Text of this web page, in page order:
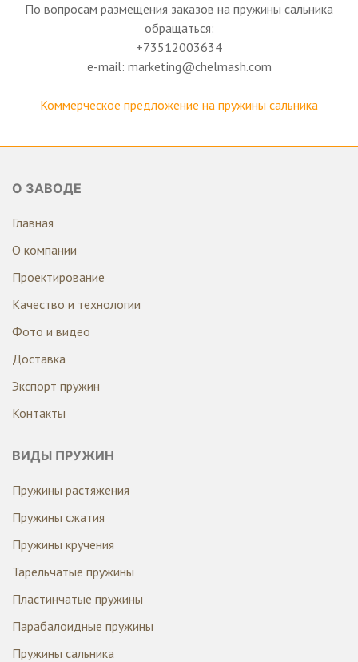
По вопросам размещения заказов на пружины сальника
обращаться:
+73512003634
e-mail: marketing@chelmash.com
Коммерческое предложение на пружины сальника
О ЗАВОДЕ
Главная
О компании
Проектирование
Качество и технологии
Фото и видео
Доставка
Экспорт пружин
Контакты
ВИДЫ ПРУЖИН
Пружины растяжения
Пружины сжатия
Пружины кручения
Тарельчатые пружины
Пластинчатые пружины
Парабалоидные пружины
Пружины сальника